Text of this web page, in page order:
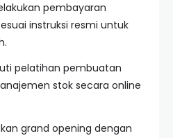
pembayaran
instruksi resmi untuk
pelatihan pembuatan
stok secara online
grand opening dengan